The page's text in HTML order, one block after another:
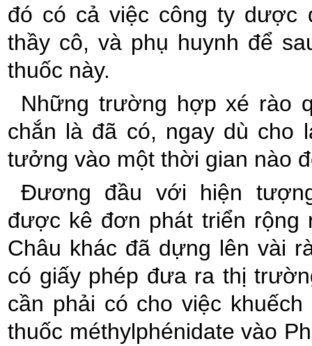
đó có cả việc công ty dược
thầy cô, và phụ huynh để
thuốc này.
Những trường hợp xé rào
chắn là đã có, ngay dù cho
tưởng vào một thời gian nào
Đương đầu với hiện
được kê đơn phát triển
Châu khác đã dựng lên vài
có giấy phép đưa ra thị
cần phải có cho việc
thuốc méthylphénidate vào